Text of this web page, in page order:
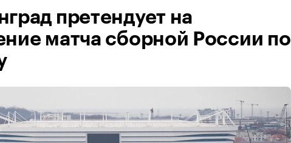
претендует на
матча сборной России по